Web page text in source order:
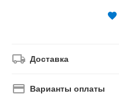
Доставка
Варианты оплаты